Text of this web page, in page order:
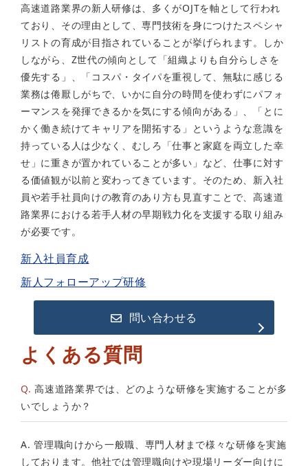
高速道路業界の新人研修は、多くがOJTを軸として行われ
ており、その理由として、専門技術を身につけたスペシャ
リストの育成が目指されていることが挙げられます。しか
しながら、Z世代の傾向として「組織よりも自分らしさを
優先する」、「コスパ・タイパを重視して、無駄に感じる
業務は倦厭しがちで、いかに自分の時間を使わずにパフォ
ーマンスを発揮できるかを気にする傾向がある」、「とに
かく働き続けてキャリアを開拓する」というような意識を
持っている人は少なく、むしろ「仕事と家庭を両立した幸
せ」に重きが置かれていることが多い」など、仕事に対す
る価値観が以前と変わってきています。そのため、新入社
員や若手社員向けの教育のあり方も見直すことで、高速道
路業界における若手人材の早期戦力化を支援する取り組み
が必要です。
新入社員育成
新人フォローアップ研修
問い合わせる
よくある質問
Q. 高速道路業界では、どのような研修を実施することが多
いでしょうか？
A. 管理職向けから一般職、専門人材まで様々な研修を実施
しております。他社では管理職向けや現場リーダー向けに